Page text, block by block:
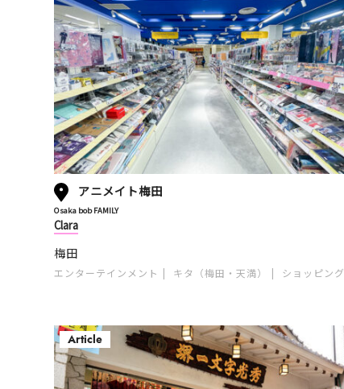
アニメイト梅田
Osaka bob FAMILY
Clara
梅田
エンターテインメント キタ（梅田・天満） ショッピング
Article